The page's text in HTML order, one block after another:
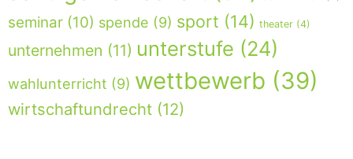
seminar (10) spende (9) sport (14) theater (4)
unternehmen (11) unterstufe (24)
wahlunterricht (9) wettbewerb (39)
wirtschaftundrecht (12)